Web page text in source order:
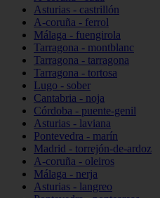
Asturias - castrillón
A-coruña - ferrol
Málaga - fuengirola
Tarragona - montblanc
Tarragona - tarragona
Tarragona - tortosa
Lugo - sober
Cantabria - noja
Córdoba - puente-genil
Asturias - laviana
Pontevedra - marín
Madrid - torrejón-de-ardoz
A-coruña - oleiros
Málaga - nerja
Asturias - langreo